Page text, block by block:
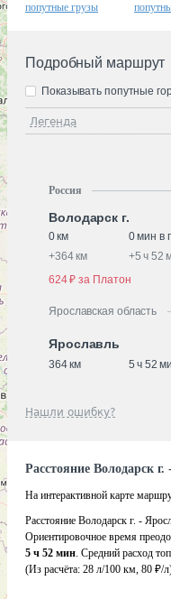
попутные грузы
Подробный маршрут
Легенда
Показывать попутные
Россия
Володарск г.
0 км
0 мин в
+364 км +5 ч 52
624 ₽ за Платон
Ярославская область
Ярославль
364 км 5 ч 52
Нашли ошибку?
Расстояние Володарск
На интерактивной карте
Расстояние Володарск г. -
Ориентировочное время
5 ч 52 мин. Средний расход
(Из расчёта: 28 л/100 км, 80 ₽/